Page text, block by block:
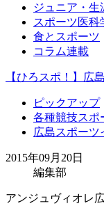
ジュニア・生
スポーツ医科
食とスポーツ
コラム連載
【ひろスポ！】広
ピックアップ
各種競技スポ
広島スポーツ
2015年09月20日
編集部
アンジュヴィオレ